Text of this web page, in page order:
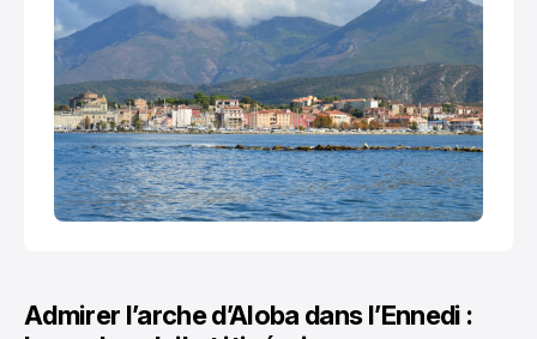
Admirer l’arche d’Aloba dans l’Ennedi :